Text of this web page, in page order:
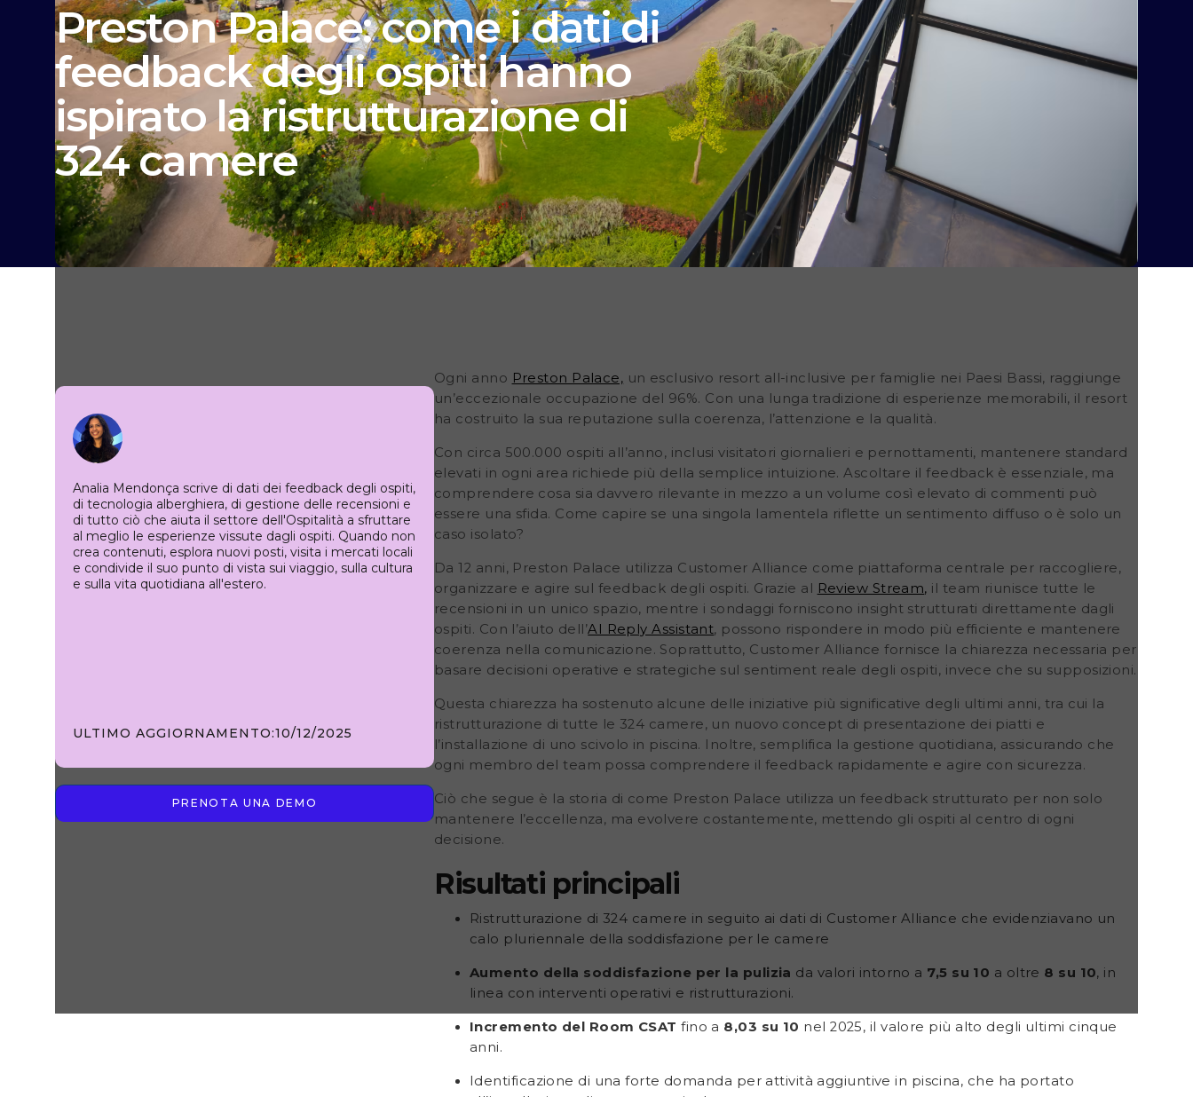
Preston Palace: come i dati di
feedback degli ospiti hanno
ispirato la ristrutturazione di
324 camere
Analia Mendonça scrive di dati dei feedback degli ospiti,
di tecnologia alberghiera, di gestione delle recensioni e
di tutto ciò che aiuta il settore dell'Ospitalità a sfruttare
al meglio le esperienze vissute dagli ospiti. Quando non
crea contenuti, esplora nuovi posti, visita i mercati locali
e condivide il suo punto di vista sui viaggio, sulla cultura
e sulla vita quotidiana all'estero.
ULTIMO AGGIORNAMENTO:10/12/2025
PRENOTA UNA DEMO
Ogni anno Preston Palace, un esclusivo resort all-inclusive per famiglie nei Paesi Bassi, raggiunge
un’eccezionale occupazione del 96%. Con una lunga tradizione di esperienze memorabili, il resort
ha costruito la sua reputazione sulla coerenza, l’attenzione e la qualità.
Con circa 500.000 ospiti all’anno, inclusi visitatori giornalieri e pernottamenti, mantenere standard
elevati in ogni area richiede più della semplice intuizione. Ascoltare il feedback è essenziale, ma
comprendere cosa sia davvero rilevante in mezzo a un volume così elevato di commenti può
essere una sfida. Come capire se una singola lamentela riflette un sentimento diffuso o è solo un
caso isolato?
Da 12 anni, Preston Palace utilizza Customer Alliance come piattaforma centrale per raccogliere,
organizzare e agire sul feedback degli ospiti. Grazie al Review Stream, il team riunisce tutte le
recensioni in un unico spazio, mentre i sondaggi forniscono insight strutturati direttamente dagli
ospiti. Con l’aiuto dell’AI Reply Assistant, possono rispondere in modo più efficiente e mantenere
coerenza nella comunicazione. Soprattutto, Customer Alliance fornisce la chiarezza necessaria per
basare decisioni operative e strategiche sul sentiment reale degli ospiti, invece che su supposizioni.
Questa chiarezza ha sostenuto alcune delle iniziative più significative degli ultimi anni, tra cui la
ristrutturazione di tutte le 324 camere, un nuovo concept di presentazione dei piatti e
l’installazione di uno scivolo in piscina. Inoltre, semplifica la gestione quotidiana, assicurando che
ogni membro del team possa comprendere il feedback rapidamente e agire con sicurezza.
Ciò che segue è la storia di come Preston Palace utilizza un feedback strutturato per non solo
mantenere l’eccellenza, ma evolvere costantemente, mettendo gli ospiti al centro di ogni
decisione.
Risultati principali
Ristrutturazione di 324 camere in seguito ai dati di Customer Alliance che evidenziavano un
calo pluriennale della soddisfazione per le camere
Aumento della soddisfazione per la pulizia da valori intorno a 7,5 su 10 a oltre 8 su 10, in
linea con interventi operativi e ristrutturazioni.
Incremento del Room CSAT fino a 8,03 su 10 nel 2025, il valore più alto degli ultimi cinque
anni.
Identificazione di una forte domanda per attività aggiuntive in piscina, che ha portato